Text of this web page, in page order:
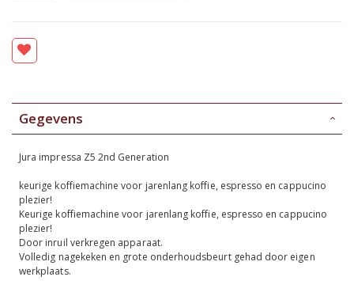
Gegevens
Jura impressa Z5 2nd Generation
keurige koffiemachine voor jarenlang koffie, espresso en cappucino
plezier!
Keurige koffiemachine voor jarenlang koffie, espresso en cappucino
plezier!
Door inruil verkregen apparaat.
Volledig nagekeken en grote onderhoudsbeurt gehad door eigen
werkplaats.